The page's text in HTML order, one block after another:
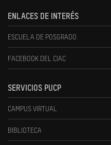
ENLACES DE INTERÉS
ESCUELA DE POSGRADO
FACEBOOK DEL CIAC
SERVICIOS PUCP
CAMPUS VIRTUAL
BIBLIOTECA